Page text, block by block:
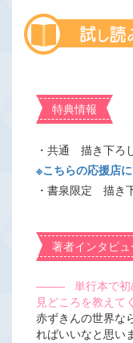
特典情報
・共通 描き下ろ
※こちらの応援店
・書泉限定 描き
著者インタビュ
―――単行本で初
見どころを教えて
赤ずきんの世界な
ればいいなと思い